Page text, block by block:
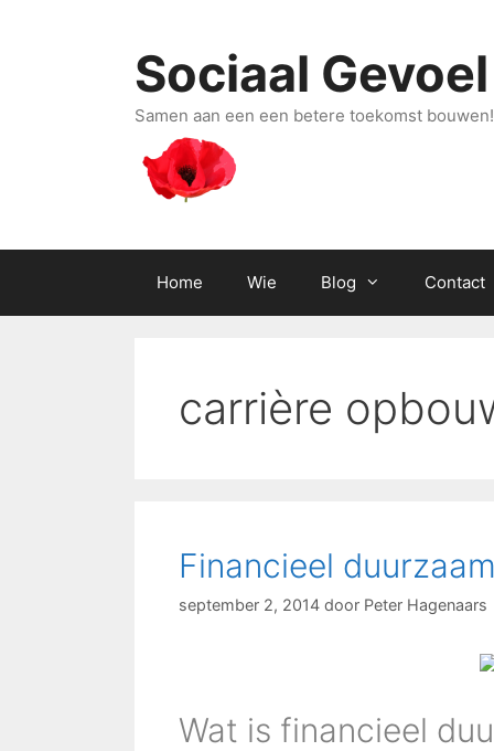
Sociaal Gevoel
Samen aan een een betere toekomst bouwen!
Home Wie Blog Contact
carrière
Financieel
september 2, 2014 door Peter Hagenaars
Wat is financieel